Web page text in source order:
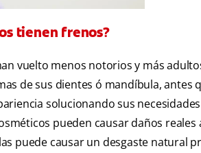
tienen frenos?
vuelto menos notorios y más
de sus dientes ó mandíbula, antes
solucionando sus
pueden causar daños
puede causar un desgaste natural